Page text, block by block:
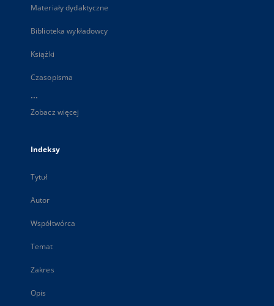
Materiały dydaktyczne
Biblioteka wykładowcy
Książki
Czasopisma
...
Zobacz więcej
Indeksy
Tytuł
Autor
Współtwórca
Temat
Zakres
Opis